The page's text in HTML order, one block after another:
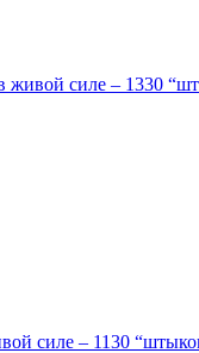
живой силе – 1330
силе – 1130